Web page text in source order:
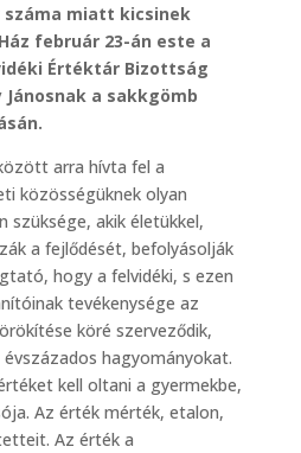
száma miatt kicsinek
február 23-án este a
Értéktár Bizottság
a sakkgömb
arra hívta fel a
közösségüknek olyan
szüksége, akik életükkel,
a fejlődését, befolyásolják
hogy a felvidéki, s ezen
tevékenysége az
köré szerveződik,
hagyományokat.
kell oltani a gyermekbe,
Az érték mérték, etalon,
Az érték a